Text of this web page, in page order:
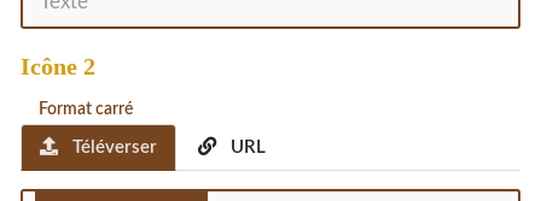
Icône 2
Format carré
Téléverser URL